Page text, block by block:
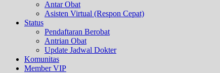
Antar Obat
Asisten Virtual (Respon Cepat)
Status
Pendaftaran Berobat
Antrian Obat
Update Jadwal Dokter
Komunitas
Member VIP